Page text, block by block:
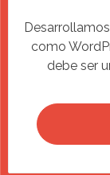
como
debe ser